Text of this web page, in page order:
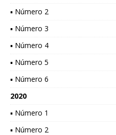
▪ Número 2
▪ Número 3
▪ Número 4
▪ Número 5
▪ Número 6
2020
▪ Número 1
▪ Número 2